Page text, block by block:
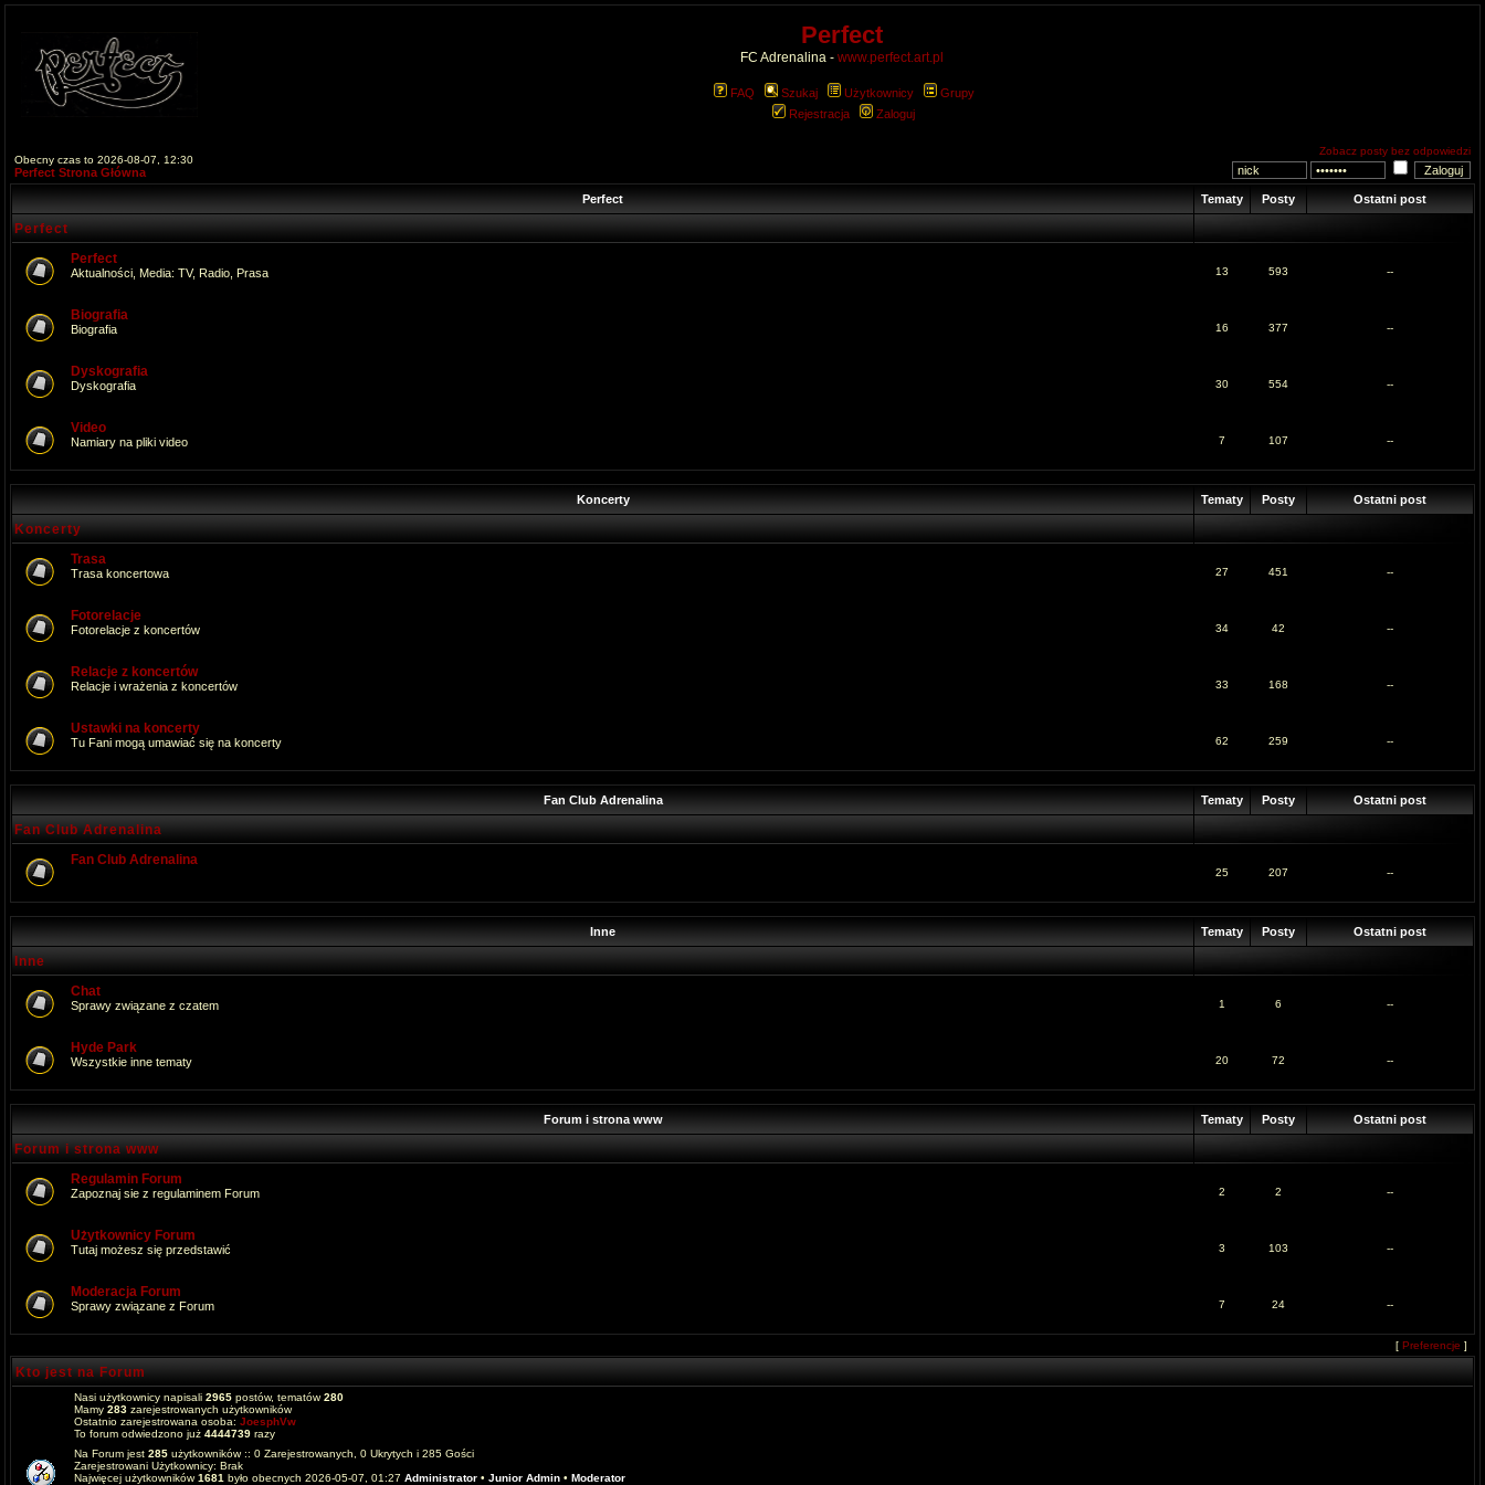
Perfect
FC Adrenalina - www.perfect.art.pl
FAQ Szukaj Użytkownicy
Grupy
Rejestracja
Zaloguj
Obecny czas to 2026-08-07, 12:30
Perfect Strona Główna
Zobacz posty bez odpowiedzi
Perfect Tematy Posty Ostatni post
Perfect
Perfect
Aktualności, Media: TV, Radio, Prasa 13 593 --
Biografia
Biografia 16 377 --
Dyskografia
Dyskografia 30 554 --
Video
Namiary na pliki video 7 107 --
Koncerty Tematy Posty Ostatni post
Koncerty
Trasa
Trasa koncertowa 27 451 --
Fotorelacje
Fotorelacje z koncertów 34 42 --
Relacje z koncertów
Relacje i wrażenia z koncertów 33 168 --
Ustawki na koncerty
Tu Fani mogą umawiać się na koncerty 62 259 --
Fan Club Adrenalina Tematy Posty Ostatni post
Fan Club Adrenalina
Fan Club Adrenalina
25 207 --
Inne Tematy Posty Ostatni post
Inne
Chat
Sprawy związane z czatem 1 6 --
Hyde Park
Wszystkie inne tematy 20 72 --
Forum i strona www Tematy Posty Ostatni post
Forum i strona www
Regulamin Forum
Zapoznaj sie z regulaminem Forum 2 2 --
Użytkownicy Forum
Tutaj możesz się przedstawić 3 103 --
Moderacja Forum
Sprawy związane z Forum 7 24 --
[ Preferencje ]
Kto jest na Forum
Nasi użytkownicy napisali 2965 postów, tematów280
Mamy 283 zarejestrowanych użytkowników
Ostatnio zarejestrowana osoba: JoesphVw
To forum odwiedzono już 4444739 razy
Na Forum jest 285 użytkowników :: 0 Zarejestrowanych, 0 Ukrytych i 285 Gości
Zarejestrowani Użytkownicy: Brak
Najwięcej użytkowników1681 było obecnych 2026-05-07, 01:27 Administrator • Junior Admin • Moderator